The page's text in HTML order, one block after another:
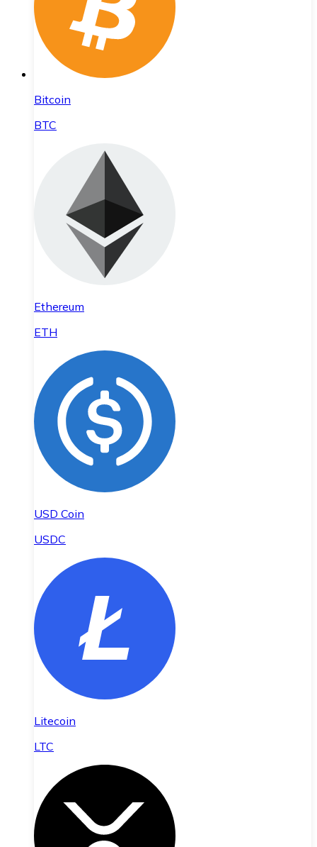
Bitcoin
BTC
Ethereum
ETH
USD Coin
USDC
Litecoin
LTC